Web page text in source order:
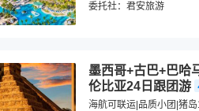
委托社： 君安旅游
墨西哥+古巴+巴哈
伦比亚24日跟团游
海航可联运|品质小团|猪